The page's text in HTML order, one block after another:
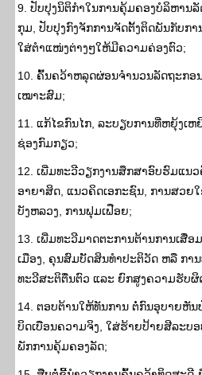
9. ປັບປຸງນິຕິກໍາໃນການຄຸ້ມຄອງບໍລິຫານ
ກຸມ, ປັບປຸງກົງຈັກການຈັດຕັ້ງຕິດພັນກັບກ
ໃສ່ຕໍາແໜ່ງຕ່າງໆໃຫ້ມີຄວາມຄ່ອງຕົວ;
10. ຄົ້ນຄວ້າຫລຸດຜ່ອນຈໍານວນລັດຖະກອ
ເໝາະສົມ;
11. ແກ້ໄຂກົນໄກ, ລະບຽບການທີ່ຫຍຸ້ງເ
ຊ່ອງກົມກຽວ;
12. ເພີ່ມທະວີວຽກງານສຶກສາອົບຮົມແນ
ອາຍາສິດ, ແນວຄິດເອກະຊົນ, ການສວຍ
ບັງຫລວງ, ການຟຸມເຟືອຍ;
13. ເພີ່ມທະວີມາດຕະການຕ້ານການເສື່
ເມືອງ, ຄຸນສົມບັັດສິນທຳປະຕິວັດ ຫລື ກາ
ທະວີສະຕິຕື່ນຕົວ ແລະ ຍົກສູງຄວາມຮັບຜິ
14. ຕອບຕ້ານໃຫ້ທັນການ ຕໍ່ກົນອຸບາຍຫັນ
ບິດເບືອນຄວາມຈິງ, ໃສ່ຮ້າຍປ້າຍສີລະບ
ພັກການຄຸ້ມຄອງລັດ;